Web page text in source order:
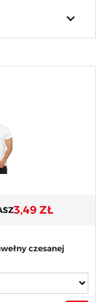
keyboard_arrow_down
3,49 ZŁ
czesanej